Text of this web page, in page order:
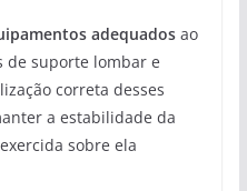
adequadosao
de suporte lombar e
correta desses
a estabilidade da
sobre ela